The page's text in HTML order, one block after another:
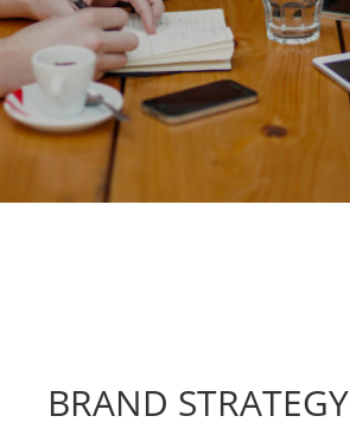
BRAND STRATEGY